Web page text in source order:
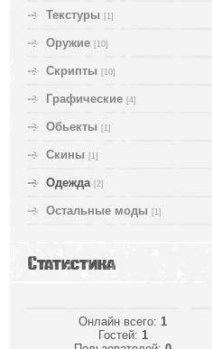
Текстуры [1]
Оружие [10]
Скрипты [10]
Графические [4]
Обьекты [1]
Скины [1]
Одежда [2]
Остальные моды [1]
Статистика
Онлайн всего: 1
Гостей: 1